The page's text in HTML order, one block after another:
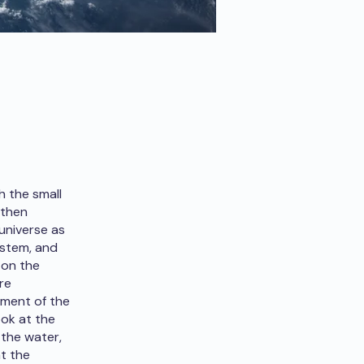
the small
as
and
the
of the
at the
water,
the